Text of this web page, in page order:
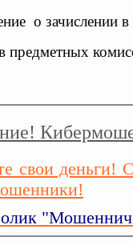
о
предметных
свои деньги!